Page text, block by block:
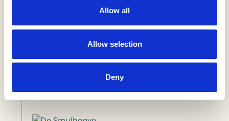
Allow all
Allow selection
Deny
Van Haestrechtstraat 24
5171 RC Kaatsheuvel
Grandcafé Sands